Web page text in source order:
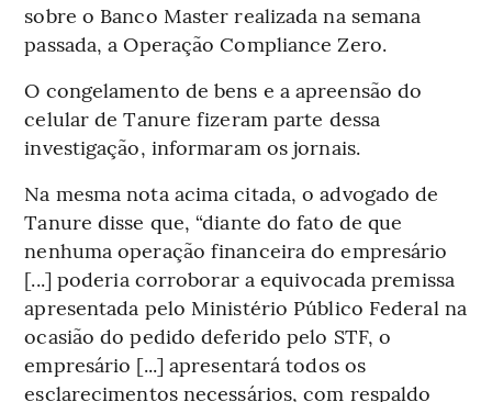
sobre o Banco Master realizada na semana
passada, a Operação Compliance Zero.
O congelamento de bens e a apreensão do
celular de Tanure fizeram parte dessa
investigação, informaram os jornais.
Na mesma nota acima citada, o advogado de
Tanure disse que, “diante do fato de que
nenhuma operação financeira do empresário
[...] poderia corroborar a equivocada premissa
apresentada pelo Ministério Público Federal na
ocasião do pedido deferido pelo STF, o
empresário [...] apresentará todos os
esclarecimentos necessários, com respaldo